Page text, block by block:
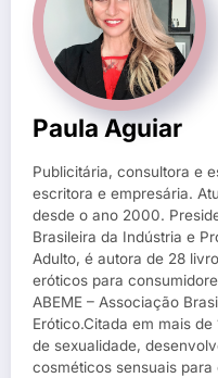
Paula Aguiar
Publicitária, consultora e
escritora e empresária.
desde o ano 2000.
Brasileira da Indústria e
Adulto, é autora de 28
eróticos para
ABEME – Associação
Erótico.Citada em mais
de sexualidade,
cosméticos sensuais